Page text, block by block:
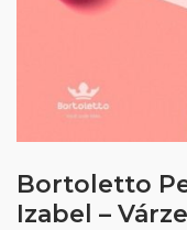
Bortoletto
Izabel –